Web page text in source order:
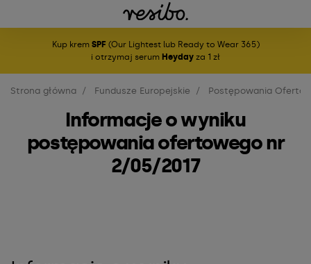
Kup kremSPF (Our Lightest lub Ready to Wear 365)
i otrzymaj serum Heyday za 1 zł
Strona główna Fundusze Europejskie Postępowania
Informacje o wyniku
postępowania ofertowego nr
2/05/2017